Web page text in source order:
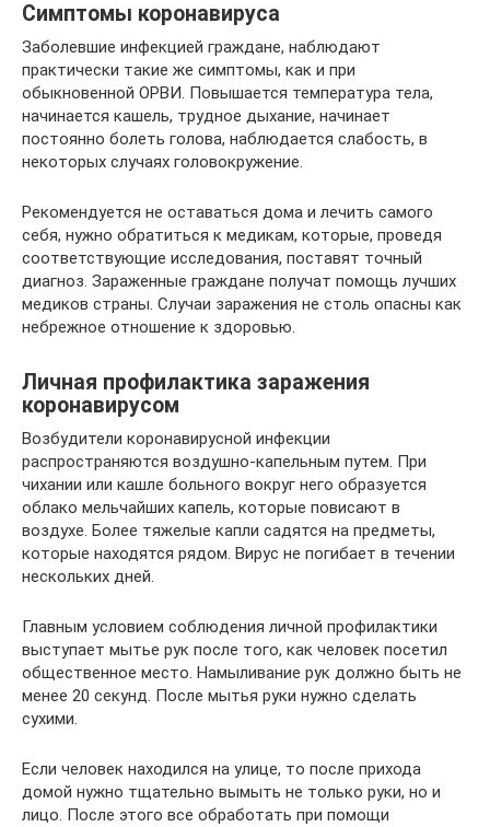
Симптомы коронавируса
Заболевшие инфекцией граждане, наблюдают
практически такие же симптомы, как и при
обыкновенной ОРВИ. Повышается температура тела,
начинается кашель, трудное дыхание, начинает
постоянно болеть голова, наблюдается слабость, в
некоторых случаях головокружение.
Рекомендуется не оставаться дома и лечить самого
себя, нужно обратиться к медикам, которые, проведя
соответствующие исследования, поставят точный
диагноз. Зараженные граждане получат помощь лучших
медиков страны. Случаи заражения не столь опасны как
небрежное отношение к здоровью.
Личная профилактика заражения
коронавирусом
Возбудители коронавирусной инфекции
распространяются воздушно-капельным путем. При
чихании или кашле больного вокруг него образуется
облако мельчайших капель, которые повисают в
воздухе. Более тяжелые капли садятся на предметы,
которые находятся рядом. Вирус не погибает в течении
нескольких дней.
Главным условием соблюдения личной профилактики
выступает мытье рук после того, как человек посетил
общественное место. Намыливание рук должно быть не
менее 20 секунд. После мытья руки нужно сделать
сухими.
Если человек находился на улице, то после прихода
домой нужно тщательно вымыть не только руки, но и
лицо. После этого все обработать при помощи